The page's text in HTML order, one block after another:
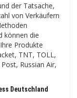
der Tatsache,
von Verkäufern
können die
Produkte
TNT, TOLL,
Russian Air,
Deutschland